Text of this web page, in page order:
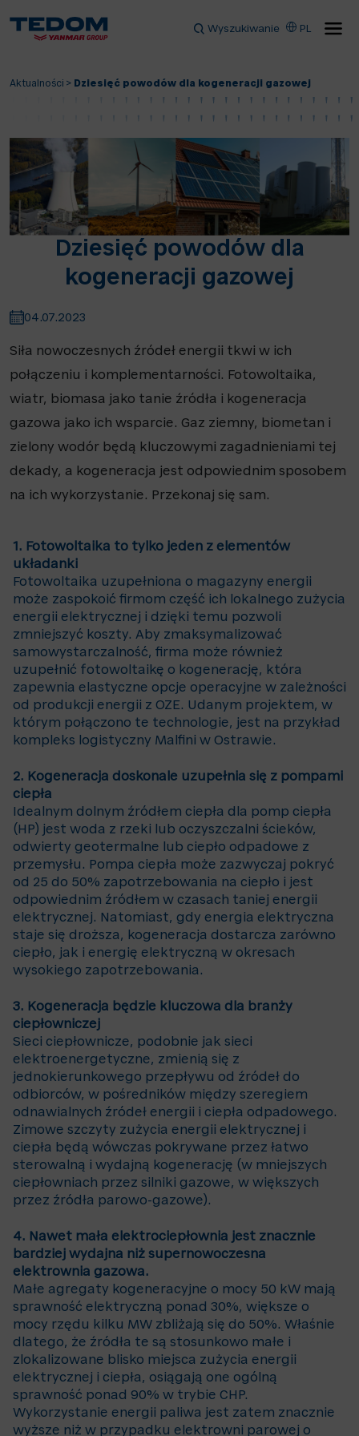
Wyszukiwanie PL
Aktualności > Dziesięć powodów dla kogeneracji gazowej
Dziesięć powodów dla
kogeneracji gazowej
04.07.2023
Siła nowoczesnych źródeł energii tkwi w ich
połączeniu i komplementarności. Fotowoltaika,
wiatr, biomasa jako tanie źródła i kogeneracja
gazowa jako ich wsparcie. Gaz ziemny, biometan i
zielony wodór będą kluczowymi zagadnieniami tej
dekady, a kogeneracja jest odpowiednim sposobem
na ich wykorzystanie. Przekonaj się sam.
1. Fotowoltaika to tylko jeden z elementów
układanki
Fotowoltaika uzupełniona o magazyny energii
może zaspokoić firmom część ich lokalnego zużycia
energii elektrycznej i dzięki temu pozwoli
zmniejszyć koszty. Aby zmaksymalizować
samowystarczalność, firma może również
uzupełnić fotowoltaikę o kogenerację, która
zapewnia elastyczne opcje operacyjne w zależności
od produkcji energii z OZE. Udanym projektem, w
którym połączono te technologie, jest na przykład
kompleks logistyczny Malfini w Ostrawie.
2. Kogeneracja doskonale uzupełnia się z pompami
ciepła
Idealnym dolnym źródłem ciepła dla pomp ciepła
(HP) jest woda z rzeki lub oczyszczalni ścieków,
odwierty geotermalne lub ciepło odpadowe z
przemysłu. Pompa ciepła może zazwyczaj pokryć
od 25 do 50% zapotrzebowania na ciepło i jest
odpowiednim źródłem w czasach taniej energii
elektrycznej. Natomiast, gdy energia elektryczna
staje się droższa, kogeneracja dostarcza zarówno
ciepło, jak i energię elektryczną w okresach
wysokiego zapotrzebowania.
3. Kogeneracja będzie kluczowa dla branży
ciepłowniczej
Sieci ciepłownicze, podobnie jak sieci
elektroenergetyczne, zmienią się z
jednokierunkowego przepływu od źródeł do
odbiorców, w pośredników między szeregiem
odnawialnych źródeł energii i ciepła odpadowego.
Zimowe szczyty zużycia energii elektrycznej i
ciepła będą wówczas pokrywane przez łatwo
sterowalną i wydajną kogenerację (w mniejszych
ciepłowniach przez silniki gazowe, w większych
przez źródła parowo-gazowe).
4. Nawet mała elektrociepłownia jest znacznie
bardziej wydajna niż supernowoczesna
elektrownia gazowa.
Małe agregaty kogeneracyjne o mocy 50 kW mają
sprawność elektryczną ponad 30%, większe o
mocy rzędu kilku MW zbliżają się do 50%. Właśnie
dlatego, że źródła te są stosunkowo małe i
zlokalizowane blisko miejsca zużycia energii
elektrycznej i ciepła, osiągają one ogólną
sprawność ponad 90% w trybie CHP.
Wykorzystanie energii paliwa jest zatem znacznie
wyższe niż w przypadku elektrowni parowej o